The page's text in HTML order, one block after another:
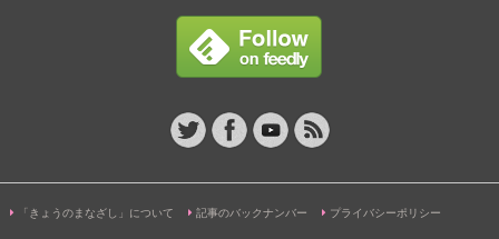
「きょうのまなざし」について 記事のバックナンバー プライバシーポリシー